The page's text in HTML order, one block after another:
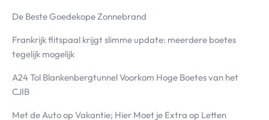
De Beste Goedekope Zonnebrand
Frankrijk flitspaal krijgt slimme update: meerdere boetes
tegelijk mogelijk
A24 Tol Blankenbergtunnel Voorkom Hoge Boetes van het
CJIB
Met de Auto op Vakantie; Hier Moet je Extra op Letten